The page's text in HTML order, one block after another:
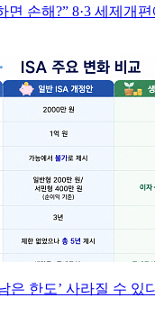
면 손해?” 8·3 세제개
은 한도’ 사라질 수 있